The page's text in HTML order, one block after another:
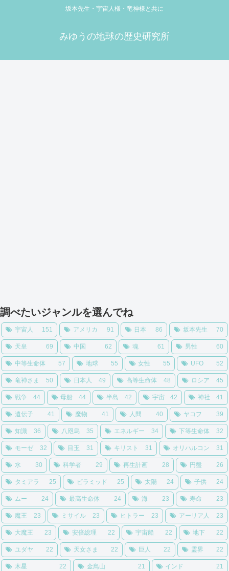
坂本先生・宇宙人様・竜神様と共に
みゆうの地球の歴史研究所
調べたいジャンルを選んでね
宇宙人 151 アメリカ 91 日本 86 坂本先生 70
天皇 69 中国 62 魂 61 男性 60
中等生命体 57 地球 55 女性 55 UFO 52
竜神さま 50 日本人 49 高等生命体 48 ロシア 45
戦争 44 母船 44 半島 42 宇宙 42 神社 41
遺伝子 41 魔物 41 人間 40 ヤコフ 39
知識 36 八咫烏 35 エネルギー 34 下等生命体 32
モーゼ 32 目玉 31 キリスト 31 オリハルコン 31
水 30 科学者 29 再生計画 28 円盤 26
タミアラ 25 ピラミッド 25 太陽 24 子供 24
ムー 24 最高生命体 24 海 23 寿命 23
魔王 23 ミサイル 23 ヒトラー 23 アーリア人 23
大魔王 23 安倍総理 22 宇宙船 22 地下 22
ユダヤ 22 天女さま 22 巨人 22 霊界 22
木星 22 金鳥山 21 インド 21